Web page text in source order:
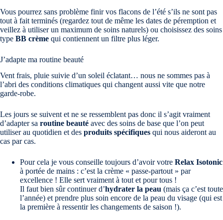
Vous pourrez sans problème finir vos flacons de l’été s’ils ne sont pas
tout à fait terminés (regardez tout de même les dates de péremption et
veillez à utiliser un maximum de soins naturels) ou choisissez des soins
type BB crème qui contiennent un filtre plus léger.
J’adapte ma routine beauté
Vent frais, pluie suivie d’un soleil éclatant… nous ne sommes pas à
l’abri des conditions climatiques qui changent aussi vite que notre
garde-robe.
Les jours se suivent et ne se ressemblent pas donc il s’agit vraiment
d’adapter sa routine beauté avec des soins de base que l’on peut
utiliser au quotidien et des produits spécifiques qui nous aideront au
cas par cas.
Pour cela je vous conseille toujours d’avoir votre Relax Isotonic
à portée de mains : c’est la crème « passe-partout » par
excellence ! Elle sert vraiment à tout et pour tous !
Il faut bien sûr continuer d’hydrater la peau (mais ça c’est toute
l’année) et prendre plus soin encore de la peau du visage (qui est
la première à ressentir les changements de saison !).